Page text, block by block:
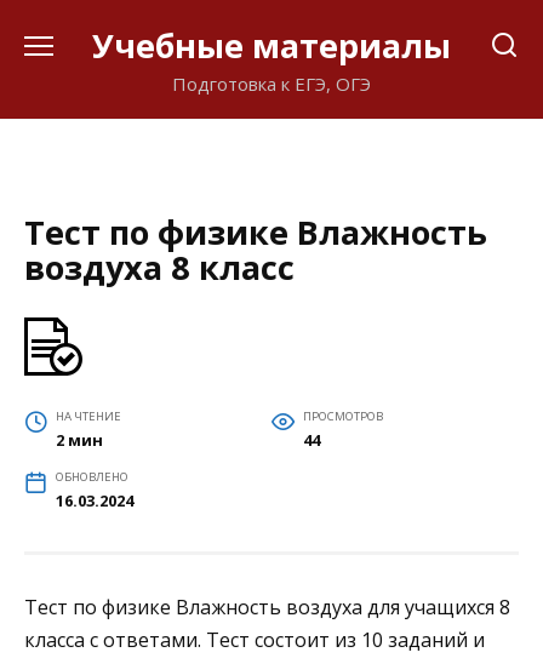
Учебные материалы
Подготовка к ЕГЭ, ОГЭ
Тест по физике Влажность
воздуха 8 класс
НА ЧТЕНИЕ
2 мин
ПРОСМОТРОВ
44
ОБНОВЛЕНО
16.03.2024
Тест по физике Влажность воздуха для учащихся 8
класса с ответами. Тест состоит из 10 заданий и